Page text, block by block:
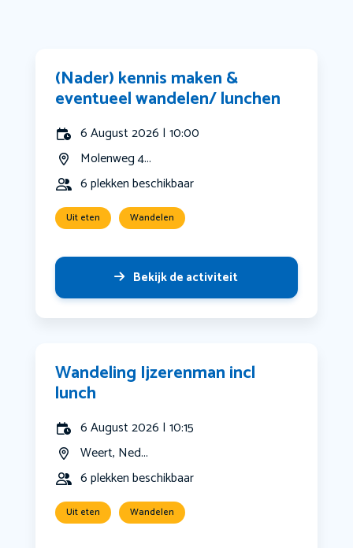
(Nader) kennis maken &
eventueel wandelen/ lunchen
6 August 2026 | 10:00
Molenweg 4...
6 plekken beschikbaar
Uit eten Wandelen
Bekijk de activiteit
Wandeling Ijzerenman incl
lunch
6 August 2026 | 10:15
Weert, Ned...
6 plekken beschikbaar
Uit eten Wandelen